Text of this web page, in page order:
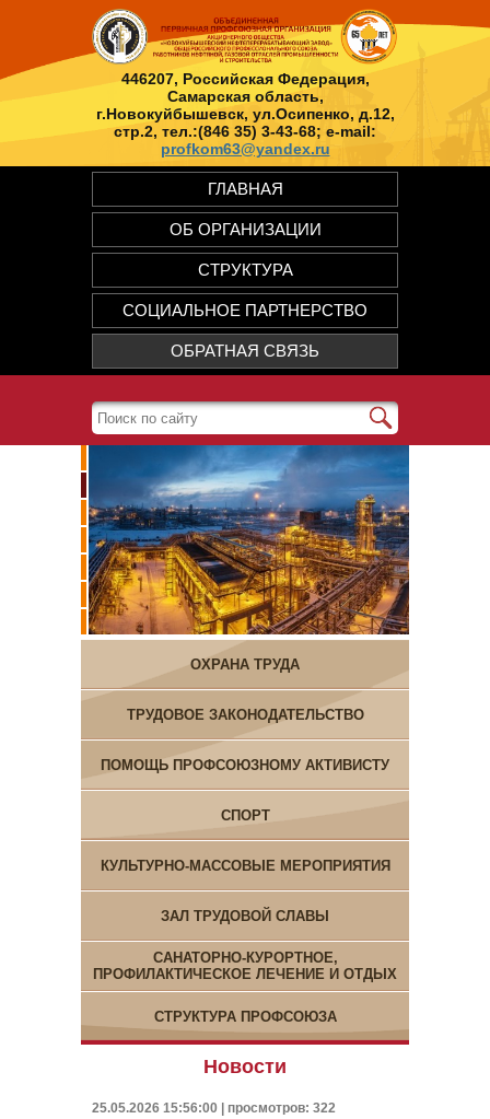
446207, Российская Федерация,
Самарская область,
г.Новокуйбышевск, ул.Осипенко, д.12,
стр.2, тел.:(846 35) 3-43-68; e-mail:
profkom63@yandex.ru
ГЛАВНАЯ
ОБ ОРГАНИЗАЦИИ
СТРУКТУРА
СОЦИАЛЬНОЕ ПАРТНЕРСТВО
ОБРАТНАЯ СВЯЗЬ
ОХРАНА ТРУДА
ТРУДОВОЕ ЗАКОНОДАТЕЛЬСТВО
ПОМОЩЬ ПРОФСОЮЗНОМУ АКТИВИСТУ
СПОРТ
КУЛЬТУРНО-МАССОВЫЕ МЕРОПРИЯТИЯ
ЗАЛ ТРУДОВОЙ СЛАВЫ
САНАТОРНО-КУРОРТНОЕ,
ПРОФИЛАКТИЧЕСКОЕ ЛЕЧЕНИЕ И ОТДЫХ
СТРУКТУРА ПРОФСОЮЗА
Новости
25.05.2026 15:56:00 | просмотров: 322